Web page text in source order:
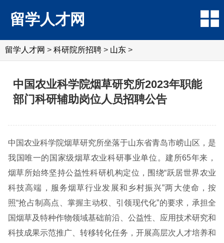
留学人才网
留学人才网 > 科研院所招聘 > 山东 >
中国农业科学院烟草研究所2023年职能
部门科研辅助岗位人员招聘公告
中国农业科学院烟草研究所坐落于山东省青岛市崂山区，是
我国唯一的国家级烟草农业科研事业单位。建所65年来，
烟草所始终坚持公益性科研机构定位，围绕“跃居世界农业
科技高端，服务烟草行业发展和乡村振兴”两大使命，按
照“抢占制高点、掌握主动权、引领现代化”的要求，承担全
国烟草及特种作物领域基础前沿、公益性、应用技术研究和
科技成果示范推广、转移转化任务，开展高层次人才培养和